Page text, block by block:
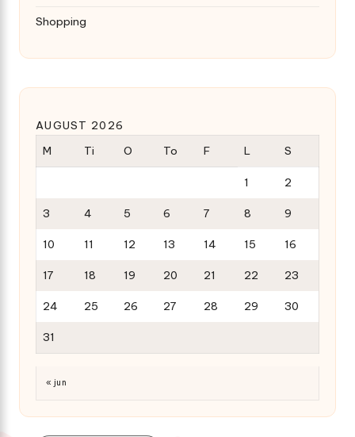
Shopping
AUGUST 2026
M
Ti O To F L S
1 2
3 4 5 6 7 8 9
10 11 12 13 14 15 16
17 18 19 20 21 22 23
24 25 26 27 28 29 30
31
« jun